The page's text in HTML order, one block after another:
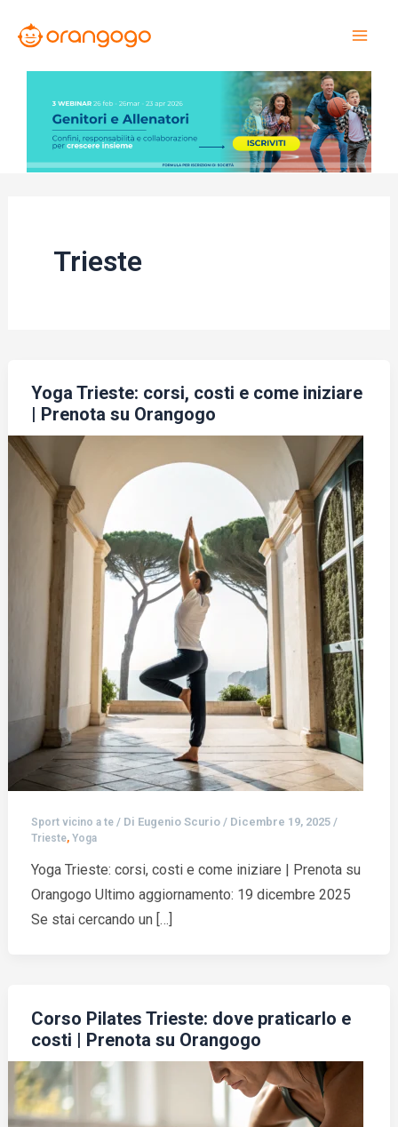
Trieste
Yoga Trieste: corsi, costi e come iniziare
| Prenota su Orangogo
Sport vicino a te/ Di Eugenio Scurio / Dicembre 19, 2025 /
Trieste, Yoga
Yoga Trieste: corsi, costi e come iniziare | Prenota su
Orangogo Ultimo aggiornamento: 19 dicembre 2025
Se stai cercando un […]
Corso Pilates Trieste: dove praticarlo e
costi | Prenota su Orangogo